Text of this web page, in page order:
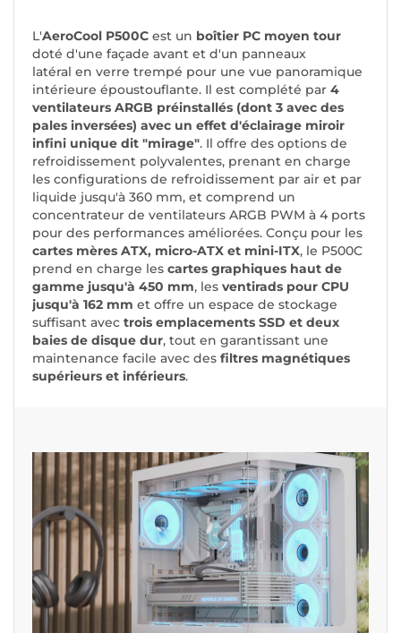
L'AeroCool P500C est un boîtier PC moyen tour
doté d'une façade avant et d'un panneaux
latéral en verre trempé pour une vue panoramique
intérieure époustouflante. Il est complété par 4
ventilateurs ARGB préinstallés (dont 3 avec des
pales inversées) avec un effet d'éclairage miroir
infini unique dit "mirage". Il offre des options de
refroidissement polyvalentes, prenant en charge
les configurations de refroidissement par air et par
liquide jusqu'à 360 mm, et comprend un
concentrateur de ventilateurs ARGB PWM à 4 ports
pour des performances améliorées. Conçu pour les
cartes mères ATX, micro-ATX et mini-ITX, le P500C
prend en charge les cartes graphiques haut de
gamme jusqu'à 450 mm, les ventirads pour CPU
jusqu'à 162 mm et offre un espace de stockage
suffisant avec trois emplacements SSD et deux
baies de disque dur, tout en garantissant une
maintenance facile avec des filtres magnétiques
supérieurs et inférieurs.